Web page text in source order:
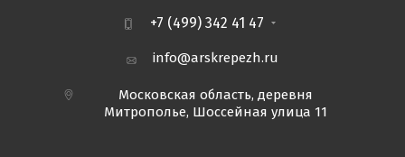
+7 (499) 342 41 47
info@arskrepezh.ru
Московская область, деревня
Митрополье, Шоссейная улица 11